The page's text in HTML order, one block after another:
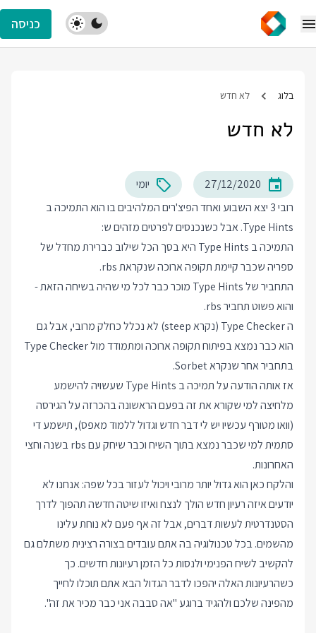
כניסה
בלוג לא חדש
לא חדש
27/12/2020
יומי
רובי 3 יצא השבוע ואחד הפיצ'רים המלהיבים בו הוא התמיכה ב
Type Hints. אבל כשנכנסים לפרטים מזהים ש:
התמיכה ב Type Hints היא בסך הכל שילוב כברירת מחדל של
ספריה שכבר קיימת תקופה ארוכה שנקראת rbs.
התחביר של Type Hints מוכר כבר לכל מי שהיה בשיחה הזאת -
והוא פשוט תחביר rbs.
ה Type Checker (נקרא steep) לא נכלל כחלק מרובי, אבל גם
הוא כבר נמצא בפיתוח תקופה ארוכה ומתמודד מול Type Checker
בתחביר אחר שנקרא Sorbet.
אז אותה הודעה על תמיכה ב Type Hints שעשויה להישמע
מלחיצה למי שקורא את זה בפעם הראשונה בהכרזה על הגירסה
(וואו מטורף עכשיו יש לי דבר חדש וגדול ללמוד מאפס), תישמע די
סתמית למי שכבר נמצא בתוך השיח וכבר שיחק עם rbs בשנה וחצי
האחרונות.
והלקח כאן הוא גדול יותר מרובי ויכול לעזור בכל שפה: אנחנו לא
יודעים איזה רעיון חדש הולך לנצח ואיזו שיטה חדשה תהפוך לדרך
הסטנדרטית לעשות דברים, אבל זה אף פעם לא נוחת עלינו
מהשמים. בכל טכנולוגיה בה אתם עובדים בצורה רצינית משתלם גם
להקשיב לשיח הפנימי ולנסות כל הזמן רעיונות חדשים. כך
כשהרעיונות האלה יהפכו לדבר הגדול הבא אתם תוכלו לחייך
מהפינה שלכם ולהגיד ברוגע "אה סבבה אני כבר מכיר את זה".